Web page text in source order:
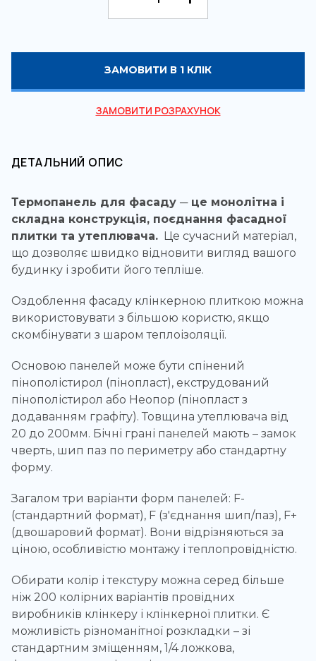
ЗАМОВИТИ В 1 КЛІК
ЗАМОВИТИ РОЗРАХУНОК
ДЕТАЛЬНИЙ ОПИС
Термопанель для фасаду ─ це монолітна і
складна конструкція, поєднання фасадної
плитки та утеплювача. Це сучасний матеріал,
що дозволяє швидко відновити вигляд вашого
будинку і зробити його тепліше.
Оздоблення фасаду клінкерною плиткою можна
використовувати з більшою користю, якщо
скомбінувати з шаром теплоізоляції.
Основою панелей може бути спінений
пінополістирол (пінопласт), екструдований
пінополістирол або Неопор (пінопласт з
додаванням графіту). Товщина утеплювача від
20 до 200мм. Бічні грані панелей мають – замок
чверть, шип паз по периметру або стандартну
форму.
Загалом три варіанти форм панелей: F-
(стандартний формат), F (з'єднання шип/паз), F+
(двошаровий формат). Вони відрізняються за
ціною, особливістю монтажу і теплопровідністю.
Обирати колір і текстуру можна серед більше
ніж 200 колірних варіантів провідних
виробників клінкеру і клінкерної плитки. Є
можливість різноманітної розкладки – зі
стандартним зміщенням, 1/4 ложкова,